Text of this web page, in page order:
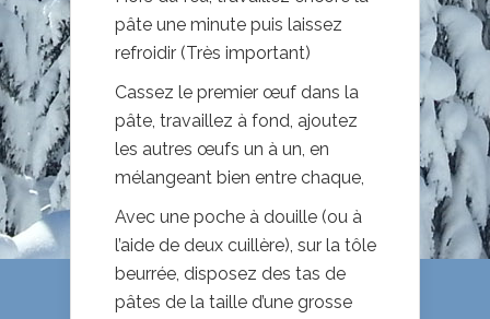
pâte une minute puis laissez
refroidir (Très important)
Cassez le premier œuf dans la
pâte, travaillez à fond, ajoutez
les autres œufs un à un, en
mélangeant bien entre chaque,
Avec une poche à douille (ou à
l’aide de deux cuillère), sur la tôle
beurrée, disposez des tas de
pâtes de la taille d’une grosse